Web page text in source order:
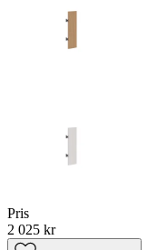
Pris
2 025 kr